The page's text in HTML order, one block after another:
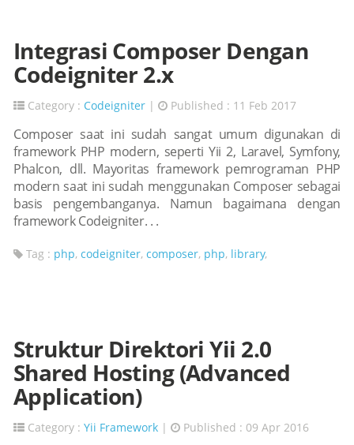
Integrasi Composer Dengan
Codeigniter 2.x
Category : Codeigniter | Published : 11 Feb 2017
Composer saat ini sudah sangat umum digunakan di
framework PHP modern, seperti Yii 2, Laravel, Symfony,
Phalcon, dll. Mayoritas framework pemrograman PHP
modern saat ini sudah menggunakan Composer sebagai
basis pengembanganya. Namun bagaimana dengan
framework Codeigniter. . .
Tag : php, codeigniter, composer, php, library,
Struktur Direktori Yii 2.0
Shared Hosting (Advanced
Application)
Category : Yii Framework | Published : 09 Apr 2016